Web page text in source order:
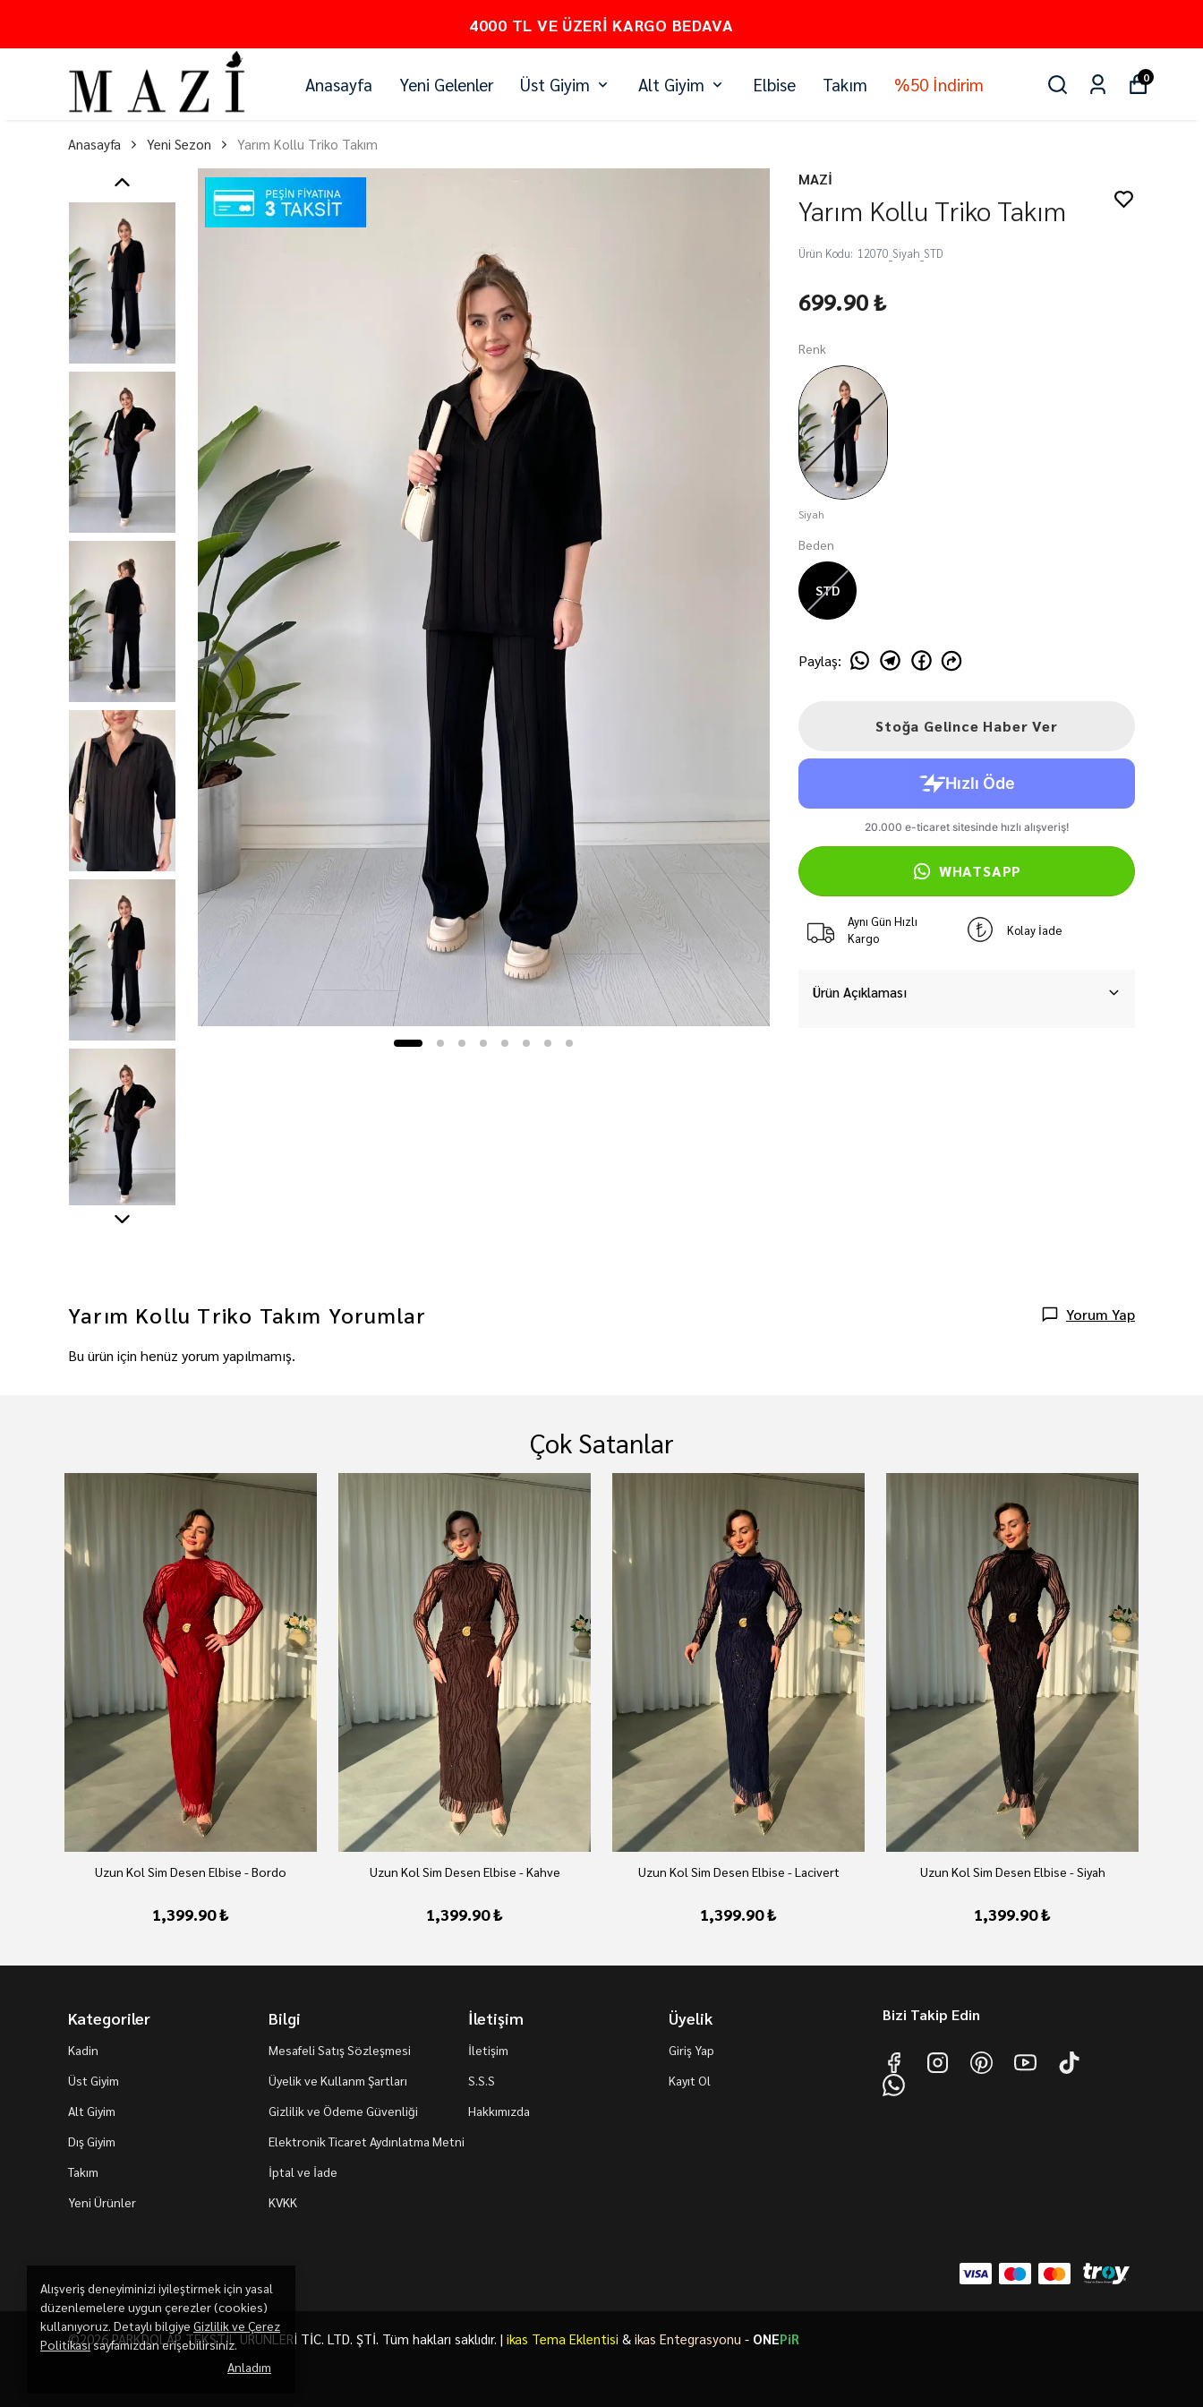
4000 TL VE ÜZERI KARGO BEDAVA
Anasayfa Yeni Gelenler Üst Giyim Alt Giyim Elbise Takım %50 İndirim 0
Alışveriş deneyiminizi iyileştirmek için yasal
düzenlemelere uygun çerezler (cookies)
kullanıyoruz. Detaylı bilgiye Gizlilik ve Çerez
Politikasısayfamızdan erişebilirsiniz.
Anladım
Anasayfa Yeni Sezon Yarım Kollu Triko Takım
MAZİ
Yarım Kollu Triko Takım
Ürün Kodu: 12070_Siyah_STD
699.90 ₺
Renk
Siyah
Beden
STD
Paylaş:
Stoğa Gelince Haber Ver
WHATSAPP
Aynı Gün Hızlı
Kargo
Kolay İade
Ürün Açıklaması
Yarım Kollu Triko Takım Yorumlar Yorum Yap
Bu ürün için henüz yorum yapılmamış.
Çok Satanlar
Uzun Kol Sim Desen Elbise - Bordo
1,399.90 ₺
Uzun Kol Sim Desen Elbise - Kahve
1,399.90 ₺
Uzun Kol Sim Desen Elbise - Lacivert
1,399.90 ₺
Uzun Kol Sim Desen Elbise - Siyah
1,399.90 ₺
Kategoriler
Kadin
Üst Giyim
Alt Giyim
Dış Giyim
Takım
Yeni Ürünler
Bilgi
Mesafeli Satış Sözleşmesi
Üyelik ve Kullanm Şartları
Gizlilik ve Ödeme Güvenliği
Elektronik Ticaret Aydınlatma Metni
İptal ve İade
KVKK
İletişim
İletişim
S.S.S
Hakkımızda
Üyelik
Giriş Yap
Kayıt Ol
Bizi Takip Edin
©2026 PARKDOLAP TEKSTİL ÜRÜNLERİ TİC. LTD. ŞTİ. Tüm hakları saklıdır. | ikas Tema Eklentisi & ikas Entegrasyonu - ONEPiR